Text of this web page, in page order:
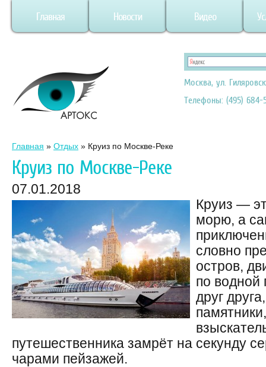
Главная Новости Видео
Москва, ул.
Телефоны: (495) 684-
Главная » Отдых » Круиз по Москве-Реке
Круиз по Москве-Реке
07.01.2018
Круиз —
морю, а
словно
остров,
по водной
друг
путешественника замрёт на секунду
чарами пейзажей.